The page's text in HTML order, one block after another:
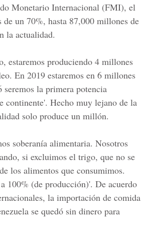
Monetario Internacional (FMI), el
de un 70%, hasta 87,000 millones de
la actualidad.
estaremos produciendo 4 millones
En 2019 estaremos en 6 millones
la primera potencia
continente'. Hecho muy lejano de la
solo produce un millón.
soberanía alimentaria. Nosotros
si excluimos el trigo, que no se
los alimentos que consumimos.
100% (de producción)'. De acuerdo
la importación de comida
se quedó sin dinero para